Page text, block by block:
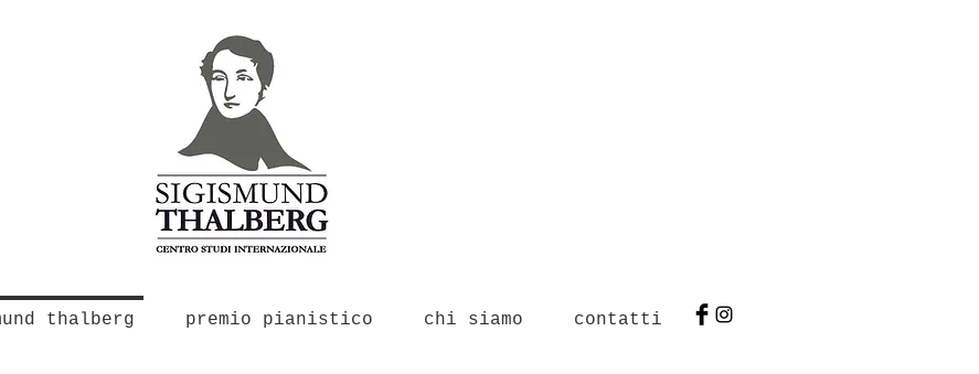
thalberg premio pianistico chi siamo contatti